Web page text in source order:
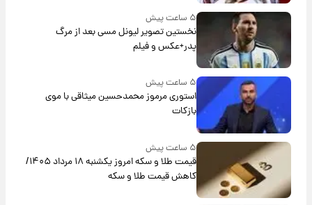
۵ ساعت پیش
نخستین تصویر لیونل مسی بعد از مرگ
پدر+عکس و فیلم
۵ ساعت پیش
استوری مرموز محمدحسین میثاقی با موی
بازکات
۵ ساعت پیش
قیمت طلا و سکه امروز یکشنبه ۱۸ مرداد ۱۴۰۵/
کاهش قیمت طلا و سکه